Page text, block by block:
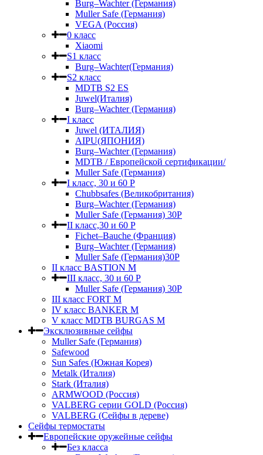
Burg–Wachter (Германия)
Muller Safe (Германия)
VEGA (Россия)
0 класс
Xiaomi
S1 класс
Burg–Wachter(Германия)
S2 класс
MDTB S2 ES
Juwel(Италия)
Burg–Wachter (Германия)
I класс
Juwel (ИТАЛИЯ)
AIPU(ЯПОНИЯ)
Burg–Wachter (Германия)
MDTB / Европейской сертификации/
Muller Safe (Германия)
I класс, 30 и 60 P
Chubbsafes (Великобритания)
Burg–Wachter (Германия)
Muller Safe (Германия) 30Р
II класс,30 и 60 P
Fichet–Bauche (Франция)
Burg–Wachter (Германия)
Muller Safe (Германия)30P
II класс BASTION M
III класс, 30 и 60 P
Muller Safe (Германия) 30Р
III класс FORT M
IV класс BANKER M
V класс МDTB BURGAS M
Эксклюзивные сейфы
Muller Safe (Германия)
Safewood
Sun Safes (Южная Корея)
Metalk (Италия)
Stark (Италия)
ARMWOOD (Россия)
VALBERG серии GOLD (Россия)
VALBERG (Сейфы в дереве)
Сейфы термостаты
Европейские оружейные сейфы
Без класса